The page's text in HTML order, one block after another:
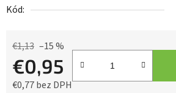
Kód:
€1,13 –15 %
€0,95
€0,77 bez DPH